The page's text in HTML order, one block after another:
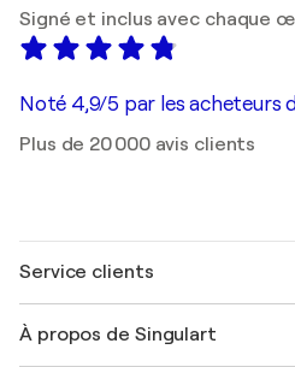
Signé et inclus avec chaque
Noté 4,9/5 par les acheteurs
Plus de 20 000 avis clients
Service clients
Expédition
À propos de Singulart